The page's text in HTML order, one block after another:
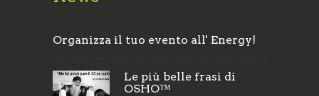
Organizza il tuo evento all' Energy!
Le più belle frasi di
OSHO™